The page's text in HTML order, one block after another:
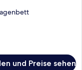
und Preise sehen